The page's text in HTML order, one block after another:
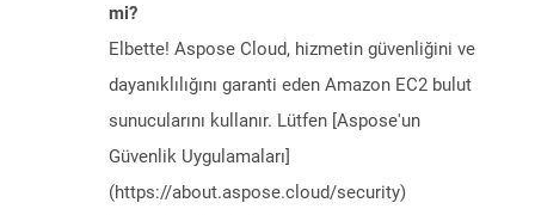
mi?
Elbette! Aspose Cloud, hizmetin güvenliğini ve
dayanıklılığını garanti eden Amazon EC2 bulut
sunucularını kullanır. Lütfen [Aspose'un
Güvenlik Uygulamaları]
(https://about.aspose.cloud/security)